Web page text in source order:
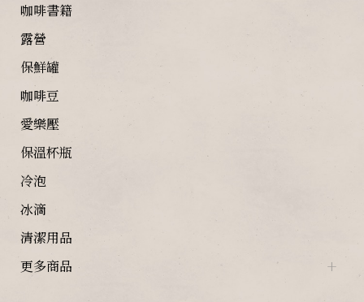
咖啡書籍
露營
保鮮罐
咖啡豆
愛樂壓
保溫杯瓶
冷泡
冰滴
清潔用品
更多商品